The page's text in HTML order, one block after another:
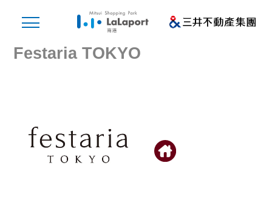
Festaria TOKYO